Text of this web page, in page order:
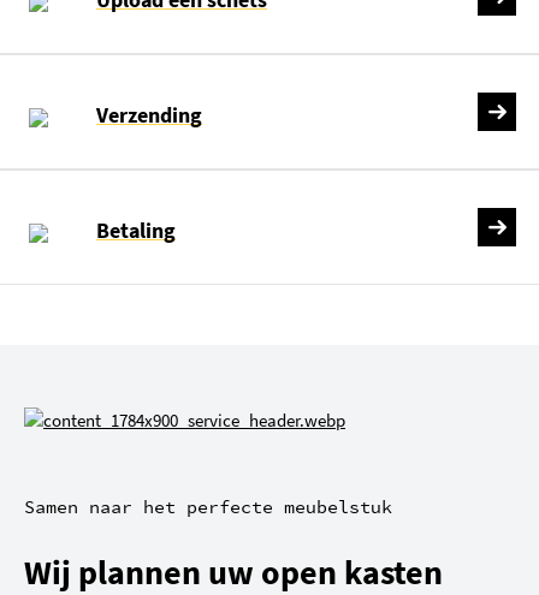
Verzending
Betaling
Samen naar het perfecte meubelstuk
Wij plannen uw open kasten